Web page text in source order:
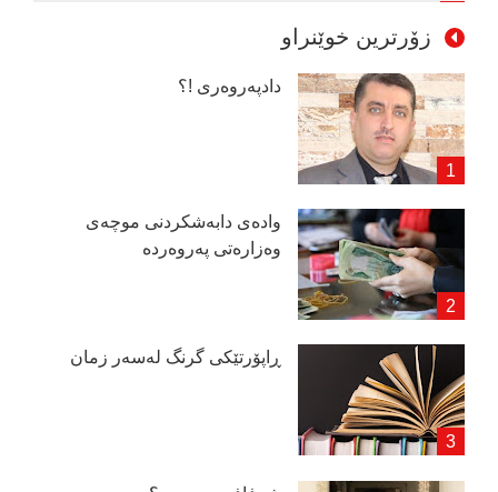
زۆرترین خوێنراو
دادپەروەری !؟
وادەی دابەشكردنی موچەی
وەزارەتی پەروەردە
ڕاپۆرتێكی گرنگ لەسەر زمان